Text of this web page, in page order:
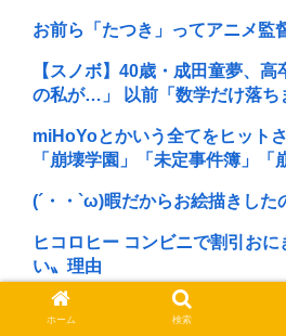
お前ら「たつき」ってアニメ監
【スノボ】40歳・成田童夢、
の私が…」 以前「数学だけ落ち
miHoYoとかいう全てをヒット
「崩壊学園」「未定事件簿」「
(´・・`ω)暇だからお絵描きした
ヒコロヒー コンビニで割引お
い〟理由
中居正広「俺が来たことは内緒
ホーム 検索